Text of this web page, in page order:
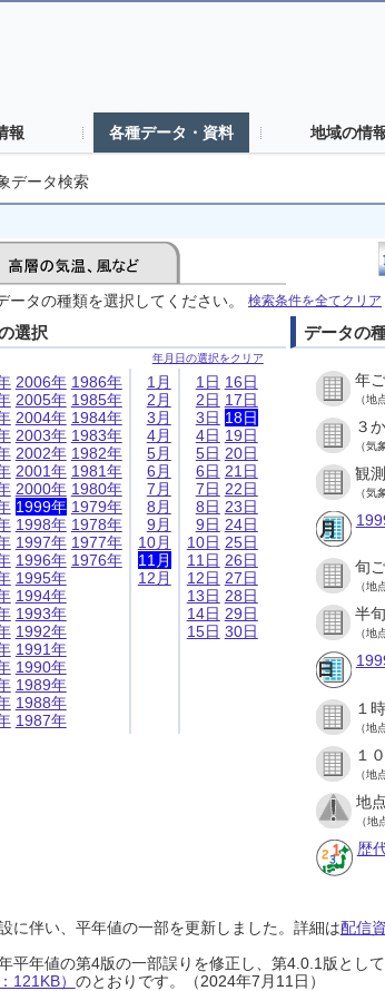
報 各種データ・資料 地域の情
データ検索
タの種類を選択してください。 検索条件を全てクリア
選択
年月日の選択をクリア
2006年
2005年
2004年
2003年
2002年
2001年
2000年
1999年
1998年
1997年
1996年
1995年
1994年
1993年
1992年
1991年
1990年
1989年
1988年
1987年
1986年
1985年
1984年
1983年
1982年
1981年
1980年
1979年
1978年
1977年
1976年
1月
2月
3月
4月
5月
6月
7月
8月
9月
10月
11月
12月
1日
2日
3日
4日
5日
6日
7日
8日
9日
10日
11日
12日
13日
14日
15日
16日
17日
18日
19日
20日
21日
22日
23日
24日
25日
26日
27日
28日
29日
30日
データの
年
（地
３
（気
観
（気
旬
（地
半
（地
１
（地
１
（地
地
（地
歴
に伴い、平年値の一部を更新しました。詳細は配信
平年値の第4版の一部誤りを修正し、第4.0.1版とし
121KB） のとおりです。（2024年7月11日）